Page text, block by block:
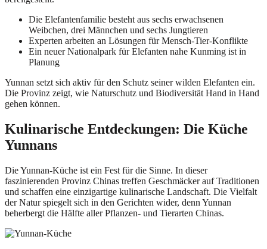
Die Elefantenfamilie besteht aus sechs erwachsenen
Weibchen, drei Männchen und sechs Jungtieren
Experten arbeiten an Lösungen für Mensch-Tier-Konflikte
Ein neuer Nationalpark für Elefanten nahe Kunming ist in
Planung
Yunnan setzt sich aktiv für den Schutz seiner wilden Elefanten ein.
Die Provinz zeigt, wie Naturschutz und Biodiversität Hand in Hand
gehen können.
Kulinarische Entdeckungen: Die Küche
Yunnans
Die Yunnan-Küche ist ein Fest für die Sinne. In dieser
faszinierenden Provinz Chinas treffen Geschmäcker auf Traditionen
und schaffen eine einzigartige kulinarische Landschaft. Die Vielfalt
der Natur spiegelt sich in den Gerichten wider, denn Yunnan
beherbergt die Hälfte aller Pflanzen- und Tierarten Chinas.